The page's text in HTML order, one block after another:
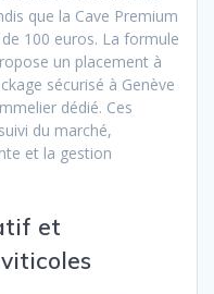
que la Cave Premium
100 euros. La formule
un placement à
sécurisé à Genève
dédié. Ces
du marché,
et la gestion
et